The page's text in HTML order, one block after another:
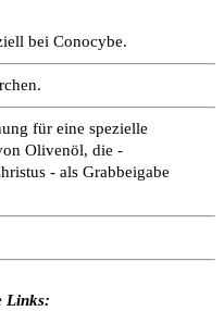
bei Conocybe.
für eine spezielle
Olivenöl, die -
- als Grabbeigabe
Links: